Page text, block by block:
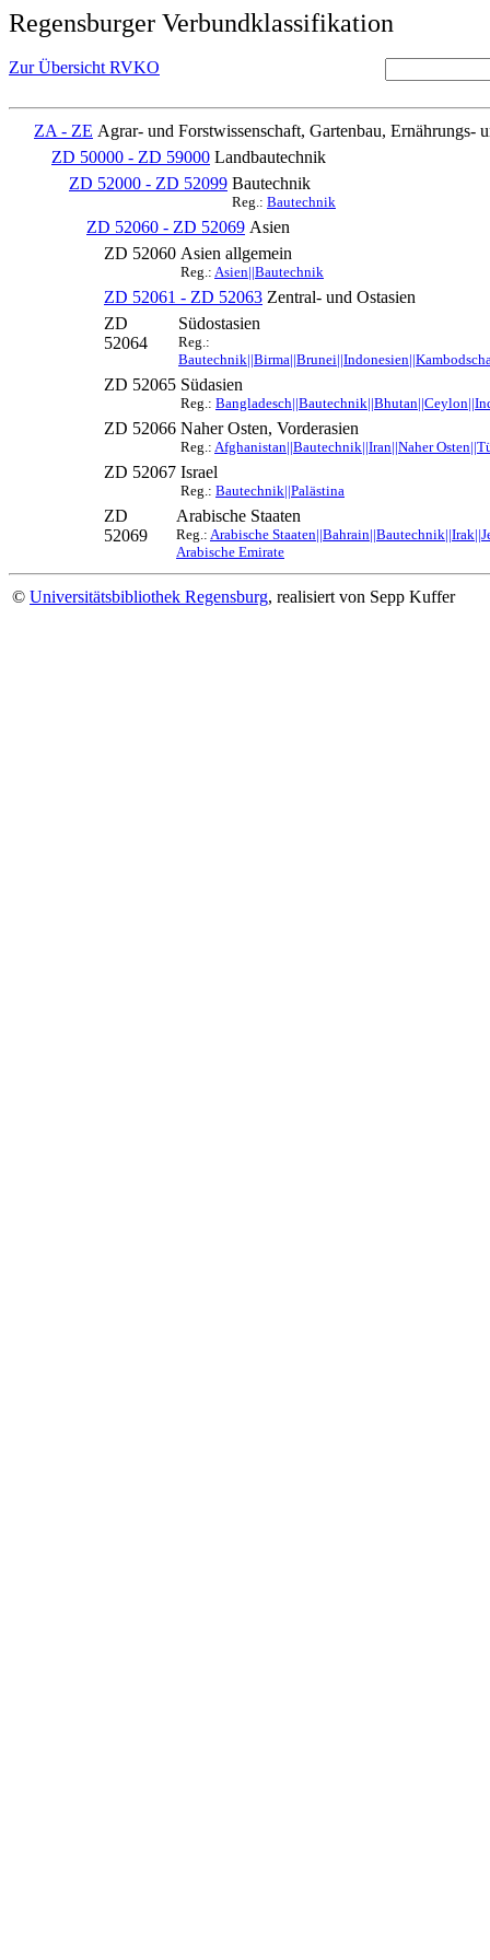
Regensburger Verbundklassifikation
Zur Übersicht RVKO
ZA - ZE Agrar- und Forstwissenschaft, Gartenbau, Ernährungs-
ZD 50000 - ZD 59000 Landbautechnik
ZD 52000 - ZD 52099 Bautechnik
Reg.: Bautechnik
ZD 52060 - ZD 52069 Asien
ZD 52060 Asien allgemein
Reg.: Asien||Bautechnik
ZD 52061 - ZD 52063 Zentral- und Ostasien
ZD
52064
Südostasien
Reg.:
ZD 52065 Südasien
Reg.:
ZD 52066 Naher Osten, Vorderasien
Reg.: Afghanistan||Bautechnik||Iran||Naher
ZD 52067 Israel
Reg.: Bautechnik||Palästina
ZD
52069
Arabische Staaten
Reg.: Arabische
Arabische Emirate
© Universitätsbibliothek Regensburg, realisiert von Sepp Kuffer